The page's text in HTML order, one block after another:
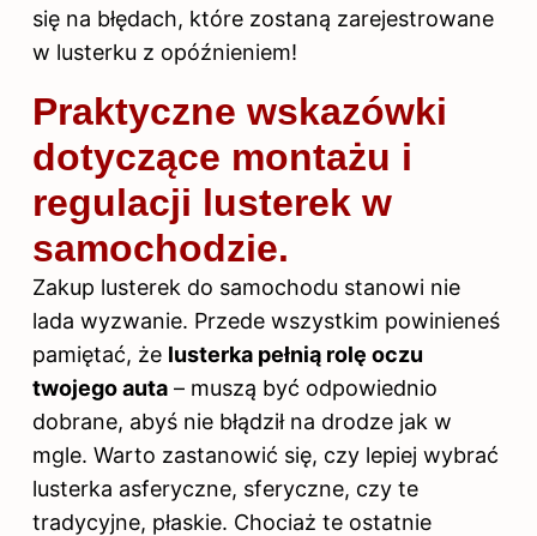
się na błędach, które zostaną zarejestrowane
w lusterku z opóźnieniem!
Praktyczne wskazówki
dotyczące montażu i
regulacji lusterek w
samochodzie.
Zakup lusterek do samochodu stanowi nie
lada wyzwanie. Przede wszystkim powinieneś
pamiętać, że lusterka pełnią rolę oczu
twojego auta – muszą być odpowiednio
dobrane, abyś nie błądził na drodze jak w
mgle. Warto zastanowić się, czy lepiej wybrać
lusterka asferyczne, sferyczne, czy te
tradycyjne, płaskie. Chociaż te ostatnie